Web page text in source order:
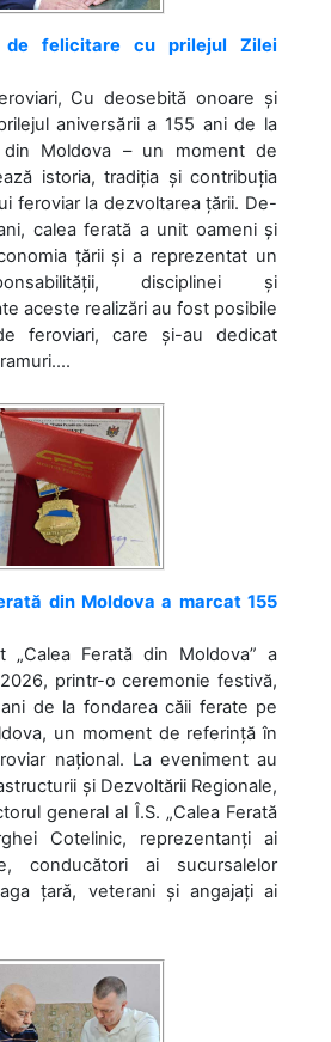
de felicitare cu prilejul Zilei
Cu deosebită onoare și
aniversării a 155 ani de la
din Moldova – un moment de
istoria, tradiția și contribuția
feroviar la dezvoltarea țării. De-
calea ferată a unit oameni și
țării și a reprezentat un
disciplinei și
aceste realizări au fost posibile
feroviari, care și-au dedicat
din Moldova a marcat 155
„Calea Ferată din Moldova” a
printr-o ceremonie festivă,
de la fondarea căii ferate pe
un moment de referință în
național. La eveniment au
și Dezvoltării Regionale,
general al Î.S. „Calea Ferată
Cotelinic, reprezentanți ai
conducători ai sucursalelor
țară, veterani și angajați ai